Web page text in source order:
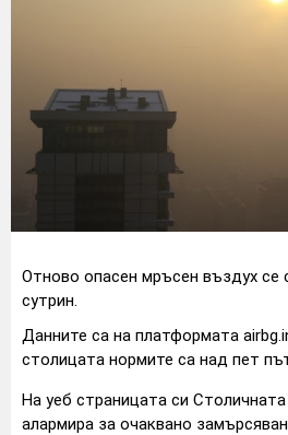
Отново опасен мръсен въздух се
сутрин.
Данните са на платформата
столицата нормите са над пет
На уеб страницата си
алармира за очаквано